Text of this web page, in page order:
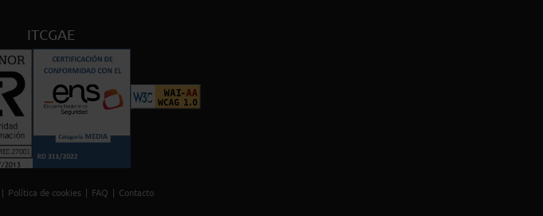
ITCGAE
Política de cookies FAQ Contacto